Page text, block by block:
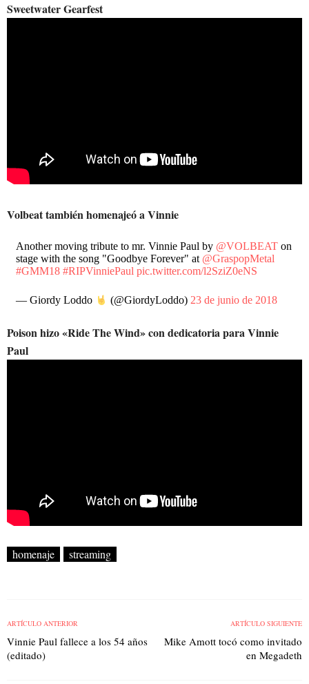
Sweetwater Gearfest
Volbeat también homenajeó a Vinnie
Another moving tribute to mr. Vinnie Paul by @VOLBEATon
stage with the song "Goodbye Forever" at @GraspopMetal
#GMM18 #RIPVinniePaul pic.twitter.com/l2SziZ0eNS
— Giordy Loddo (@GiordyLoddo)23 de junio de 2018
Poison hizo «Ride The Wind» con dedicatoria para Vinnie
Paul
homenaje streaming
ARTÍCULO ANTERIOR
Vinnie Paul fallece a los 54 años
(editado)
ARTÍCULO SIGUIENTE
Mike Amott tocó como invitado
en Megadeth